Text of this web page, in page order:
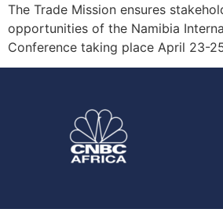
The Trade Mission ensures
opportunities of the Namibia
Conference taking place April 23-